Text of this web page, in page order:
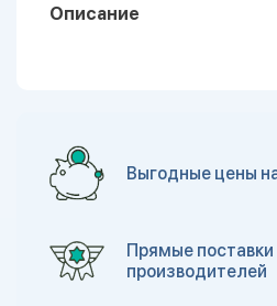
Описание
Выгодные цены
Прямые поставки
производителей